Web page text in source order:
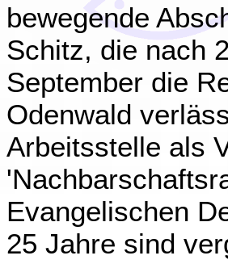
bewegende
Schitz, die nach
September die
Odenwald
Arbeitsstelle als
Evangelischen
25 Jahre sind